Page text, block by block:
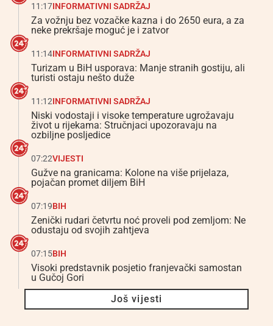
11:17INFORMATIVNI SADRŽAJ
Za vožnju bez vozačke kazna i do 2650 eura, a za
neke prekršaje moguć je i zatvor
11:14INFORMATIVNI SADRŽAJ
Turizam u BiH usporava: Manje stranih gostiju, ali
turisti ostaju nešto duže
11:12INFORMATIVNI SADRŽAJ
Niski vodostaji i visoke temperature ugrožavaju
život u rijekama: Stručnjaci upozoravaju na
ozbiljne posljedice
07:22VIJESTI
Gužve na granicama: Kolone na više prijelaza,
pojačan promet diljem BiH
07:19BIH
Zenički rudari četvrtu noć proveli pod zemljom: Ne
odustaju od svojih zahtjeva
07:15BIH
Visoki predstavnik posjetio franjevački samostan
u Gučoj Gori
Još vijesti